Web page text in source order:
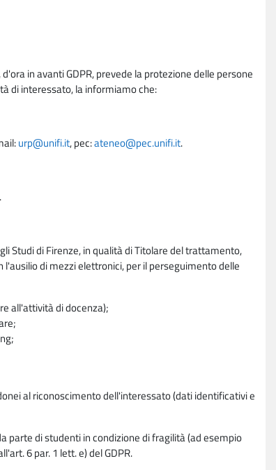
in avanti GDPR, prevede la protezione delle persone
di interessato, la informiamo che:
urp@unifi.it, pec:ateneo@pec.unifi.it.
.
Studi di Firenze, in qualità di Titolare del trattamento,
di mezzi elettronici, per il perseguimento delle
all'attività di docenza);
al riconoscimento dell'interessato (dati identificativi e
parte di studenti in condizione di fragilità (ad esempio
6 par. 1 lett. e) del GDPR.